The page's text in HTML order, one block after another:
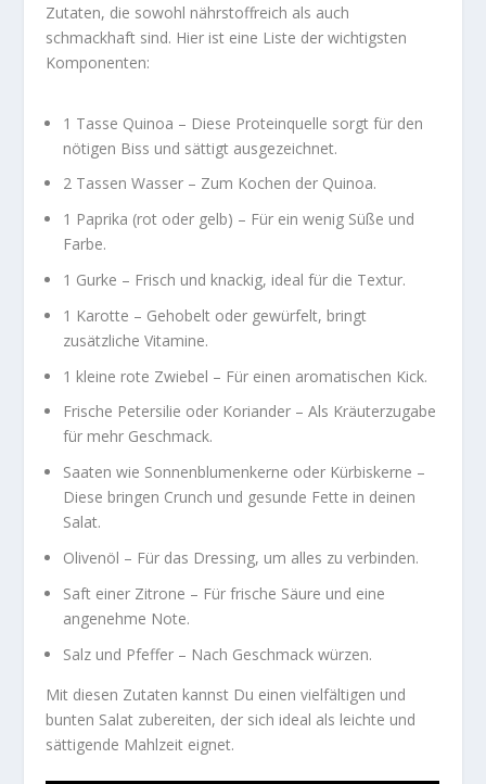
Zutaten, die sowohl nährstoffreich als auch
schmackhaft sind. Hier ist eine Liste der wichtigsten
Komponenten:
1 Tasse Quinoa – Diese Proteinquelle sorgt für den
nötigen Biss und sättigt ausgezeichnet.
2 Tassen Wasser – Zum Kochen der Quinoa.
1 Paprika (rot oder gelb) – Für ein wenig Süße und
Farbe.
1 Gurke – Frisch und knackig, ideal für die Textur.
1 Karotte – Gehobelt oder gewürfelt, bringt
zusätzliche Vitamine.
1 kleine rote Zwiebel – Für einen aromatischen Kick.
Frische Petersilie oder Koriander – Als Kräuterzugabe
für mehr Geschmack.
Saaten wie Sonnenblumenkerne oder Kürbiskerne –
Diese bringen Crunch und gesunde Fette in deinen
Salat.
Olivenöl – Für das Dressing, um alles zu verbinden.
Saft einer Zitrone – Für frische Säure und eine
angenehme Note.
Salz und Pfeffer – Nach Geschmack würzen.
Mit diesen Zutaten kannst Du einenvielfältigen und
bunten Salat zubereiten, der sich ideal als leichte und
sättigende Mahlzeit eignet.